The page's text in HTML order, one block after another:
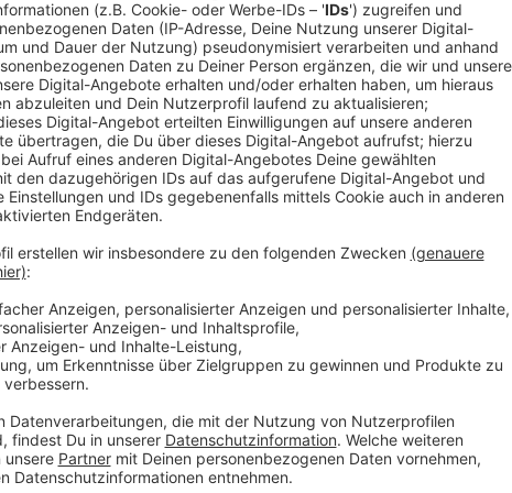
Anzeige
Der Weseler Bahnhof soll zu einem Knotenpunkt werden.
Münsterland. Sie verspricht sich davon nicht nur
auch der Wohnort Wesel werde attraktiver. Nicht zuletzt
als die Straße. Die B 58 als Hauptverkehrsschlagader
ist jetzt schon überlastet.
Allerdings wird eine mögliche Realisierung mindestens 15
müsse man anfangen, so CDU - Bürgermeisterkandidat
Anzeige
Anzeige